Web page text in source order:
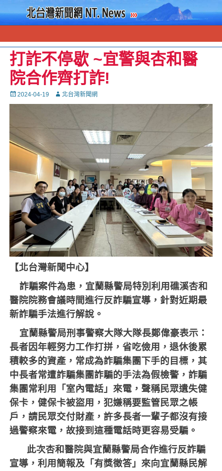
打詐不停歇 ~宜警與杏和醫
院合作齊打詐!
Posted
on
2024-04-19 Autor北台灣新聞網
【北台灣新聞中心】
詐騙案件為患，宜蘭縣警局特別利用礁溪杏和
醫院院務會議時間進行反詐騙宣導，針對近期最
新詐騙手法進行解說。
宜蘭縣警局刑事警察大隊大隊長鄭偉豪表示：
長者因年輕努力工作打拼，省吃儉用，退休後累
積較多的資產，常成為詐騙集團下手的目標，其
中長者常遭詐騙集團詐騙的手法為假檢警，詐騙
集團常利用「室內電話」來電，聲稱民眾遺失健
保卡，健保卡被盜用，犯嫌稱要監管民眾之帳
戶，請民眾交付財產，許多長者一輩子都沒有接
過警察來電，故接到這種電話時更容易受騙。
此次杏和醫院與宜蘭縣警局合作進行反詐騙
宣導，利用簡報及「有獎徵答」來向宜蘭縣民解